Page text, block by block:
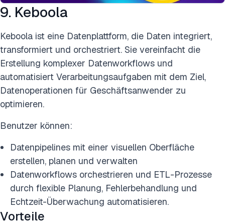
9. Keboola
Keboola ist eine Datenplattform, die Daten integriert,
transformiert und orchestriert. Sie vereinfacht die
Erstellung komplexer Datenworkflows und
automatisiert Verarbeitungsaufgaben mit dem Ziel,
Datenoperationen für Geschäftsanwender zu
optimieren.
Benutzer können:
Datenpipelines mit einer visuellen Oberfläche
erstellen, planen und verwalten
Datenworkflows orchestrieren und ETL-Prozesse
durch flexible Planung, Fehlerbehandlung und
Echtzeit-Überwachung automatisieren.
Vorteile